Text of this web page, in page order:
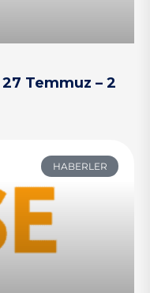
Temmuz – 2
HABERLER